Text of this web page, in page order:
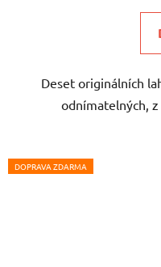
Deset originálních
odnímatelných, z
DOPRAVA ZDARMA